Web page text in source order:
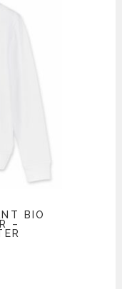
BIO
–